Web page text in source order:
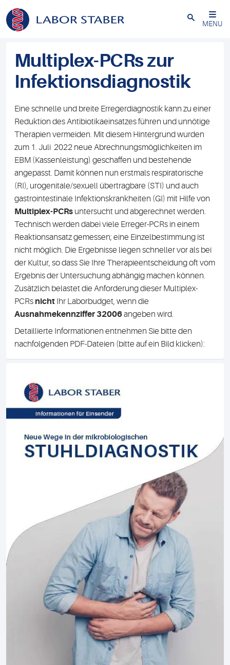
Schließen
MENU
Multiplex-PCRs zur
Infektionsdiagnostik
Eine schnelle und breite Erregerdiagnostik kann zu einer
Reduktion des Antibiotikaeinsatzes führen und unnötige
Therapien vermeiden. Mit diesem Hintergrund wurden
zum 1. Juli 2022 neue Abrechnungsmöglichkeiten im
EBM (Kassenleistung) geschaffen und bestehende
angepasst. Damit können nun erstmals respiratorische
(RI), urogenitale/sexuell übertragbare (STI) und auch
gastrointestinale Infektionskrankheiten (GI) mit Hilfe von
Multiplex-PCRs untersucht und abgerechnet werden.
Technisch werden dabei viele Erreger-PCRs in einem
Reaktionsansatz gemessen; eine Einzelbestimmung ist
nicht möglich. Die Ergebnisse liegen schneller vor als bei
der Kultur, so dass Sie Ihre Therapieentscheidung oft vom
Ergebnis der Untersuchung abhängig machen können.
Zusätzlich belastet die Anforderung dieser Multiplex-
PCRs nicht Ihr Laborbudget, wenn die
Ausnahmekennziffer 32006angeben wird.
Detaillierte Informationen entnehmen Sie bitte den
nachfolgenden PDF-Dateien (bitte auf ein Bild klicken):